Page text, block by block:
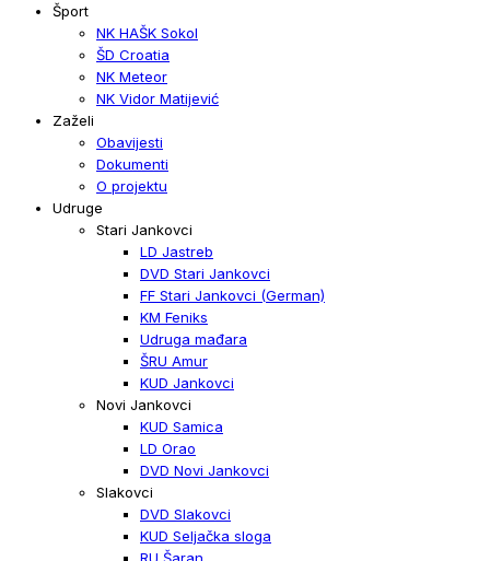
Šport
NK HAŠK Sokol
ŠD Croatia
NK Meteor
NK Vidor Matijević
Zaželi
Obavijesti
Dokumenti
O projektu
Udruge
Stari Jankovci
LD Jastreb
DVD Stari Jankovci
FF Stari Jankovci (German)
KM Feniks
Udruga mađara
ŠRU Amur
KUD Jankovci
Novi Jankovci
KUD Samica
LD Orao
DVD Novi Jankovci
Slakovci
DVD Slakovci
KUD Seljačka sloga
RU Šaran